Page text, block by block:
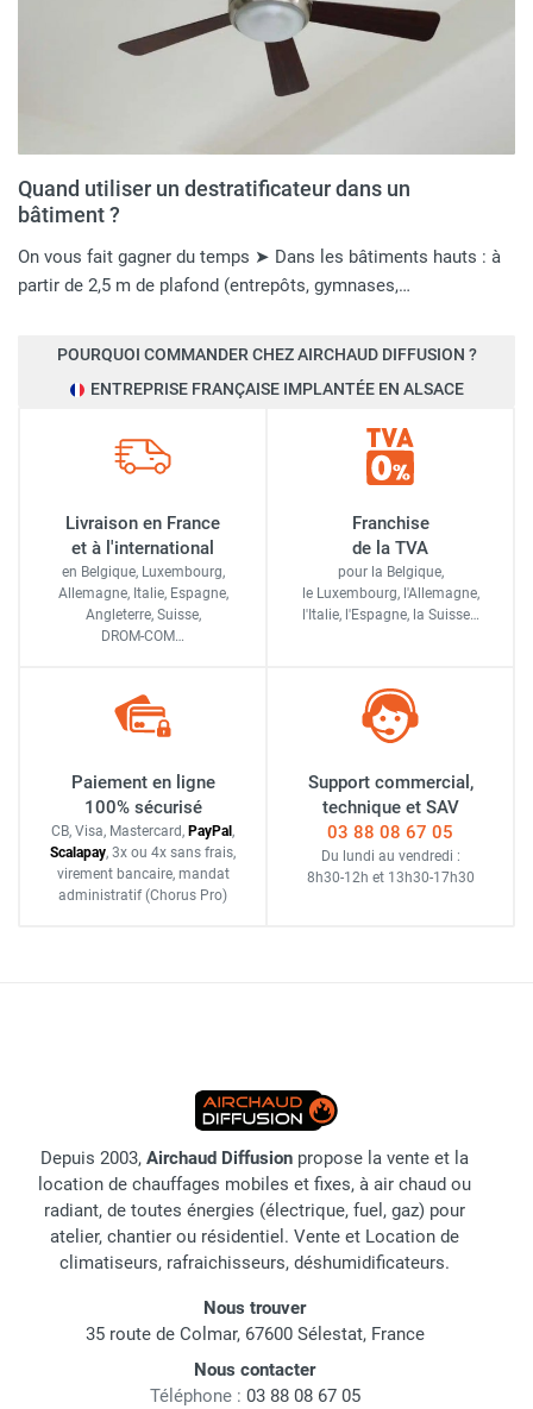
Quand utiliser un destratificateur dans un
bâtiment ?
On vous fait gagner du temps ➤ Dans les bâtiments hauts : à
partir de 2,5 m de plafond (entrepôts, gymnases,…
POURQUOI COMMANDER CHEZ AIRCHAUD DIFFUSION ?
ENTREPRISE FRANÇAISE IMPLANTÉE EN ALSACE
Livraison en France
et à l'international
en Belgique, Luxembourg,
Allemagne, Italie, Espagne,
Angleterre, Suisse,
DROM-COM…
Franchise
de la TVA
pour la Belgique,
le Luxembourg, l'Allemagne,
l'Italie, l'Espagne, la Suisse…
Paiement en ligne
100% sécurisé
CB, Visa, Mastercard, PayPal ,
Scalapay, 3x ou 4x sans frais,
virement bancaire, mandat
administratif (Chorus Pro)
Support commercial,
technique et SAV
03 88 08 67 05
Du lundi au vendredi :
8h30-12h et 13h30-17h30
Depuis 2003, Airchaud Diffusion propose la vente et la
location de chauffages mobiles et fixes, à air chaud ou
radiant, de toutes énergies (électrique, fuel, gaz) pour
atelier, chantier ou résidentiel. Vente et Location de
climatiseurs, rafraichisseurs, déshumidificateurs.
Nous trouver
35 route de Colmar, 67600 Sélestat, France
Nous contacter
Téléphone : 03 88 08 67 05